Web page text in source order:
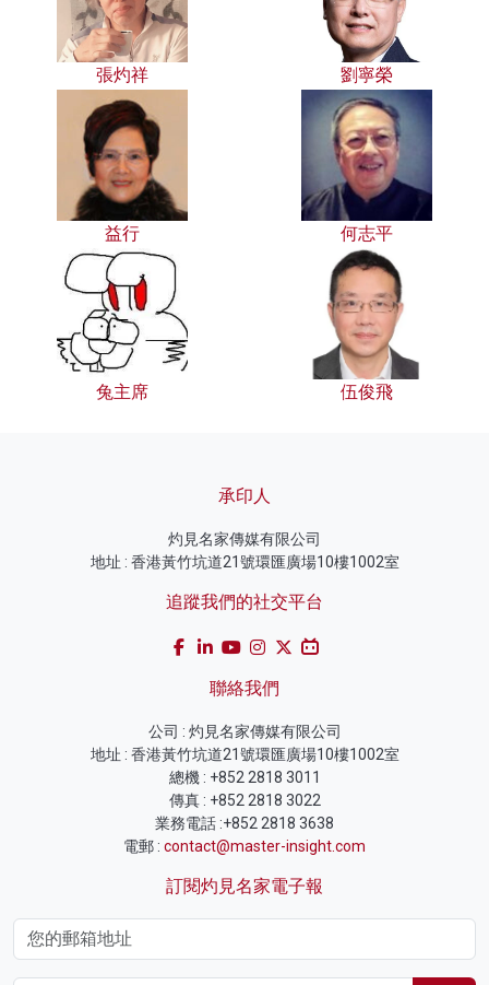
張灼祥 劉寧榮
益行 何志平
兔主席 伍俊飛
承印人
灼見名家傳媒有限公司
地址 : 香港黃竹坑道21號環匯廣場10樓1002室
追蹤我們的社交平台
聯絡我們
公司 : 灼見名家傳媒有限公司
地址 : 香港黃竹坑道21號環匯廣場10樓1002室
總機 : +852 2818 3011
傳真 : +852 2818 3022
業務電話 :+852 2818 3638
電郵 : contact@master-insight.com
訂閱灼見名家電子報